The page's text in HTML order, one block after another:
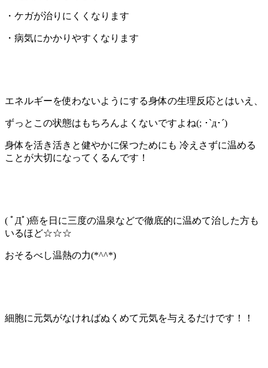
・ケガが治りにくくなります
・病気にかかりやすくなります
エネルギーを使わないようにする身体の生理反応とはいえ、
ずっとこの状態はもちろんよくないですよね(; ･`д･´)
身体を活き活きと健やかに保つためにも 冷えさずに温める
ことが大切になってくるんです！
( ﾟДﾟ)癌を日に三度の温泉などで徹底的に温めて治した方も
いるほど☆☆☆
おそるべし温熱の力(*^^*)
細胞に元気がなければぬくめて元気を与えるだけです！！